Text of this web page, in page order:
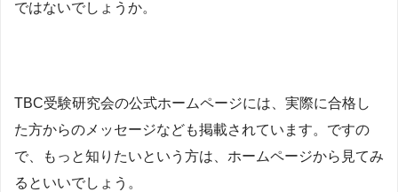
ではないでしょうか。
TBC受験研究会の公式ホームページには、実際に合格し
た方からのメッセージなども掲載されています。ですの
で、もっと知りたいという方は、ホームページから見てみ
るといいでしょう。